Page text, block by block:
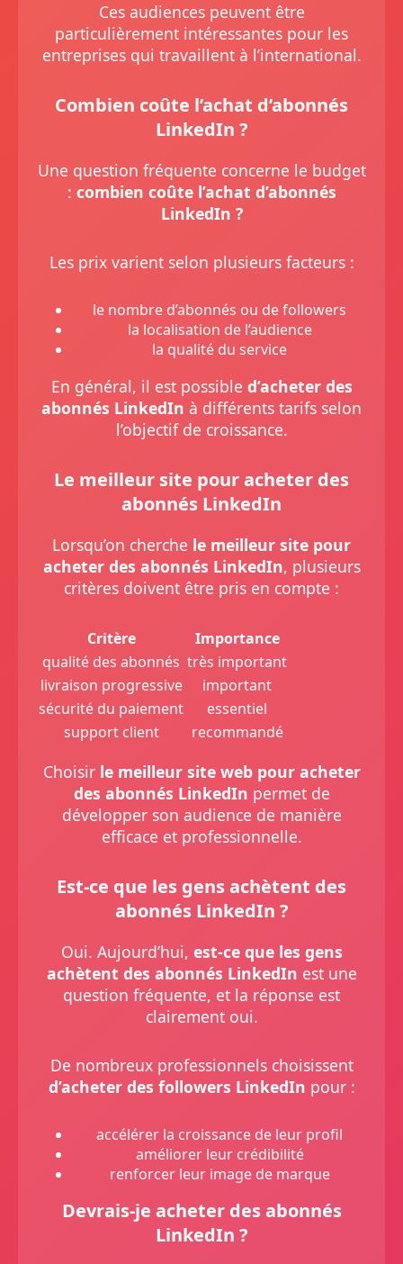
Ces audiences peuvent être
particulièrement intéressantes pour les
entreprises qui travaillent à l’international.
Combien coûte l’achat d’abonnés
LinkedIn ?
Une question fréquente concerne le budget
: combien coûte l’achat d’abonnés
LinkedIn ?
Les prix varient selon plusieurs facteurs :
le nombre d’abonnés ou de followers
la localisation de l’audience
la qualité du service
En général, il est possible d’acheter des
abonnés LinkedIn à différents tarifs selon
l’objectif de croissance.
Le meilleur site pour acheter des
abonnés LinkedIn
Lorsqu’on cherche le meilleur site pour
acheter des abonnés LinkedIn, plusieurs
critères doivent être pris en compte :
Critère
Importance
qualité des abonnés très important
livraison progressive
important
sécurité du paiement
essentiel
support client
recommandé
Choisir le meilleur site web pour acheter
des abonnés LinkedIn permet de
développer son audience de manière
efficace et professionnelle.
Est-ce que les gens achètent des
abonnés LinkedIn ?
Oui. Aujourd’hui, est-ce que les gens
achètent des abonnés LinkedIn est une
question fréquente, et la réponse est
clairement oui.
De nombreux professionnels choisissent
d’acheter des followers LinkedIn pour :
accélérer la croissance de leur profil
améliorer leur crédibilité
renforcer leur image de marque
Devrais-je acheter des abonnés
LinkedIn ?